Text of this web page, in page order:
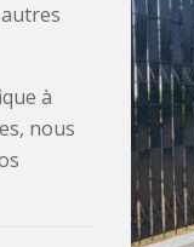
à
nous